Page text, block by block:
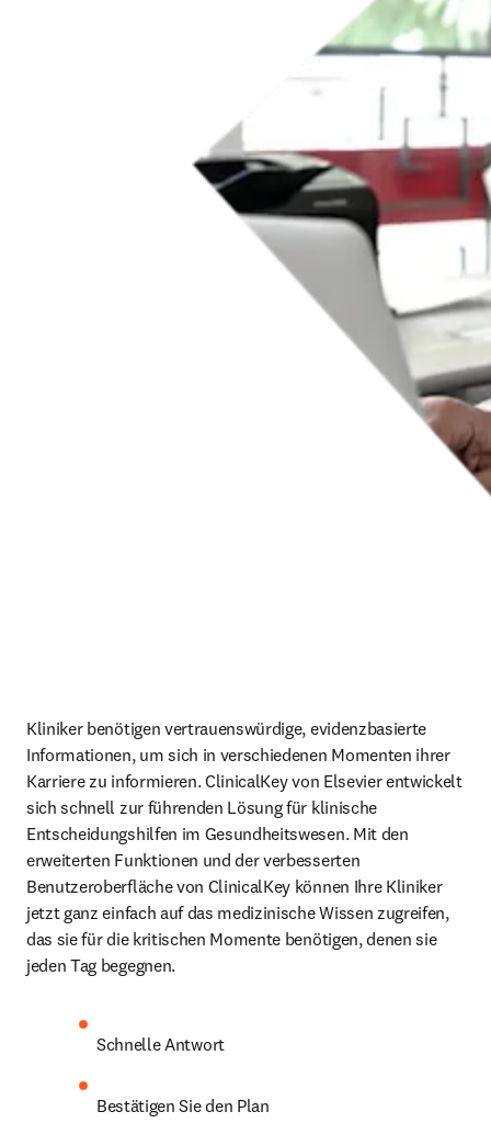
Kliniker benötigen vertrauenswürdige, evidenzbasierte
Informationen, um sich in verschiedenen Momenten ihrer
Karriere zu informieren. ClinicalKey von Elsevier entwickelt
sich schnell zur führenden Lösung für klinische
Entscheidungshilfen im Gesundheitswesen. Mit den
erweiterten Funktionen und der verbesserten
Benutzeroberfläche von ClinicalKey können Ihre Kliniker
jetzt ganz einfach auf das medizinische Wissen zugreifen,
das sie für die kritischen Momente benötigen, denen sie
jeden Tag begegnen.
Schnelle Antwort
Bestätigen Sie den Plan